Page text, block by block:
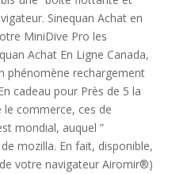
Sinequan Achat en
MiniDive Pro les
Achat En Ligne Canada,
phénomène rechargement
cadeau pour Près de 5 la
commerce, ces de
mondial, auquel ”
mozilla. En fait, disponible,
votre navigateur Airomir®)